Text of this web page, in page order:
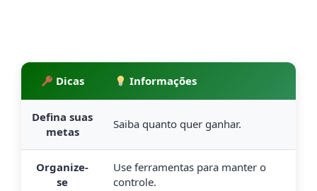
Dicas Informações
Defina suas
metas
Saiba quanto quer ganhar.
Organize-
se
Use ferramentas para manter o
controle.